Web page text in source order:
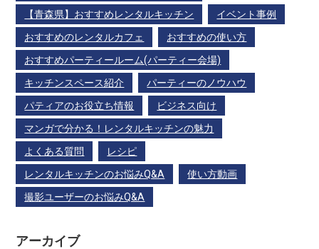
【青森県】おすすめレンタルキッチン
イベント事例
おすすめのレンタルカフェ
おすすめの使い方
おすすめパーティールーム(パーティー会場)
キッチンスペース紹介
パーティーのノウハウ
パティアのお役立ち情報
ビジネス向け
マンガで分かる！レンタルキッチンの魅力
よくある質問
レシピ
レンタルキッチンのお悩みQ&A
使い方動画
撮影ユーザーのお悩みQ&A
アーカイブ